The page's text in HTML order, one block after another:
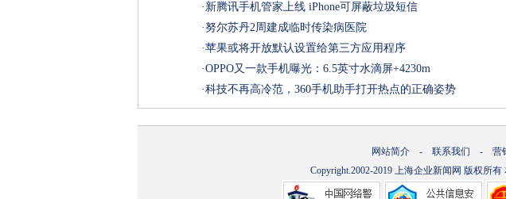
· 新腾讯手机管家上线 iPhone可屏蔽垃圾短信
·努尔苏丹2周建成临时传染病医院
·苹果或将开放默认设置给第三方应用程序
·OPPO又一款手机曝光：6.5英寸水滴屏+4230m
·科技不再高冷范，360手机助手打开热点的正确姿势
网站简介 - 联系我们 - 营
Copyright.2002-2019 上海企业新闻网 版权所有